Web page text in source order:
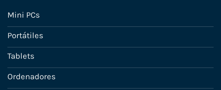
Mini PCs
Portátiles
Tablets
Ordenadores